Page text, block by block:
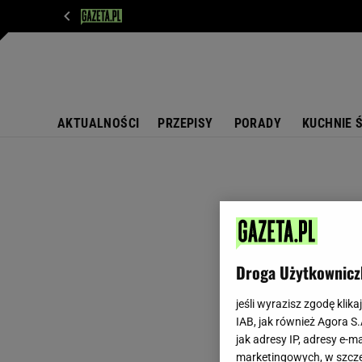
AKTUALNOŚCI PRZEPISY PORADY KUCHNIE
Droga
jeśli wyrazisz zgodę
IAB, jak również Agora
jak adresy IP, adresy e-
marketingowych, w